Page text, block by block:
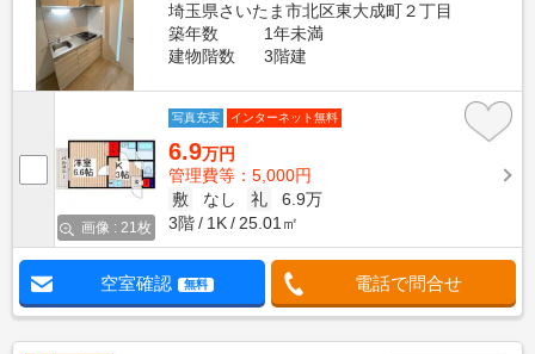
埼玉県さいたま市北区東大成町２丁目
築年数
1年未満
建物階数
3階建
画像 : 21枚
写真充実 インターネット無料
6.9万円
管理費等：5,000円
敷
なし 礼
6.9万
3階
1K 25.01㎡
空室確認 無料 電話で問合せ